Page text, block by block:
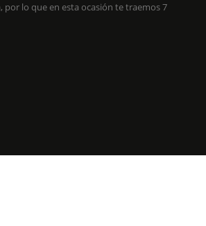
por lo que en esta ocasión te traemos 7